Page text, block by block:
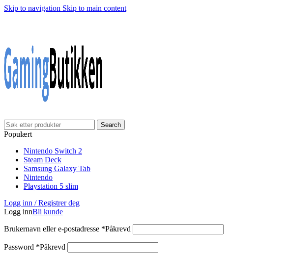
Skip to navigation Skip to main content
Search
Populært
Nintendo Switch 2
Steam Deck
Samsung Galaxy Tab
Nintendo
Playstation 5 slim
Logg inn / Registrer deg
Logg innBli kunde
Brukernavn eller e-postadresse *Påkrevd
Password *Påkrevd